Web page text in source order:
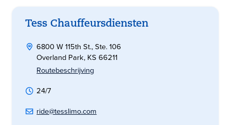
Tess Chauffeursdiensten
6800 W 115th St., Ste. 106
Overland Park, KS 66211
Routebeschrijving
24/7
ride@tesslimo.com